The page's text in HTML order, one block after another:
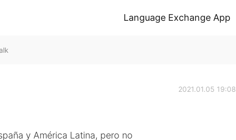
Language Exchange App
2021.01.05 19:08
y América Latina, pero no